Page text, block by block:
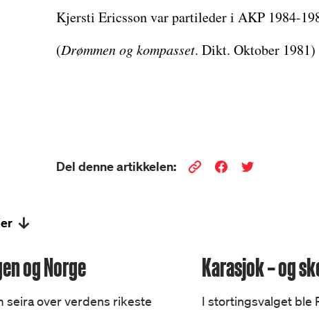
Kjersti Ericsson var partileder i AKP 1984-
(Drømmen og kompasset. Dikt. Oktober 1981)
Del denne artikkelen:
og Norge
seira over verdens rikeste
Karasjok – og
I stortingsvalget ble